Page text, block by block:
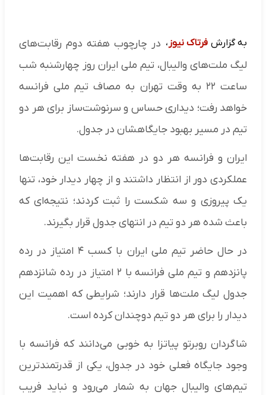
به گزارش فرتاک نیوز ، در چارچوب هفته دوم رقابت‌های
لیگ ملت‌های والیبال، تیم ملی ایران روز چهارشنبه شب
ساعت ۲۲ به وقت تهران به مصاف تیم ملی فرانسه
خواهد رفت؛ دیداری حساس و سرنوشت‌ساز برای هر دو
تیم در مسیر بهبود جایگاهشان در جدول.
ایران و فرانسه هر دو در هفته نخست این رقابت‌ها
عملکردی دور از انتظار داشتند و از چهار دیدار خود، تنها
یک پیروزی و سه شکست را ثبت کردند؛ نتیجه‌ای که
باعث شده هر دو تیم در انتهای جدول قرار بگیرند.
در حال حاضر تیم ملی ایران با کسب ۴ امتیاز در رده
پانزدهم و تیم ملی فرانسه با ۲ امتیاز در رده شانزدهم
جدول لیگ ملت‌ها قرار دارند؛ شرایطی که اهمیت این
دیدار را برای هر دو تیم دوچندان کرده است.
شاگردان روبرتو پیاتزا به خوبی می‌دانند که فرانسه با
وجود جایگاه فعلی خود در جدول، یکی از قدرتمندترین
تیم‌های والیبال جهان به شمار می‌رود و نباید فریب